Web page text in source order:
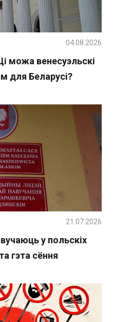
можа венесуэльскі
для Беларусі?
04.08.2026
у польскіх
гэта сёння
21.07.2026